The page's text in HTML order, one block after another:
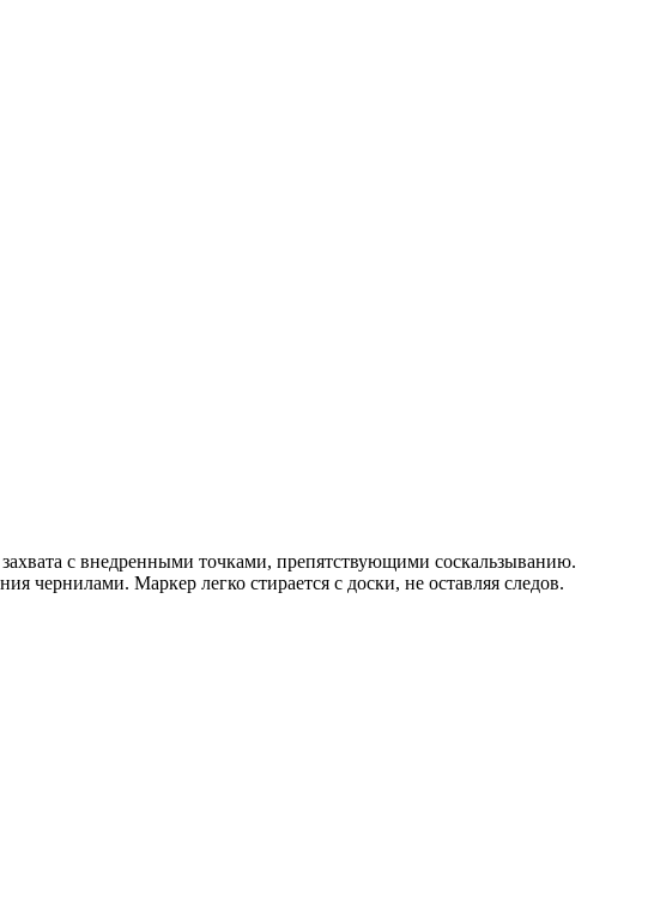
с внедренными точками, препятствующими соскальзыванию.
чернилами. Маркер легко стирается с доски, не оставляя следов.